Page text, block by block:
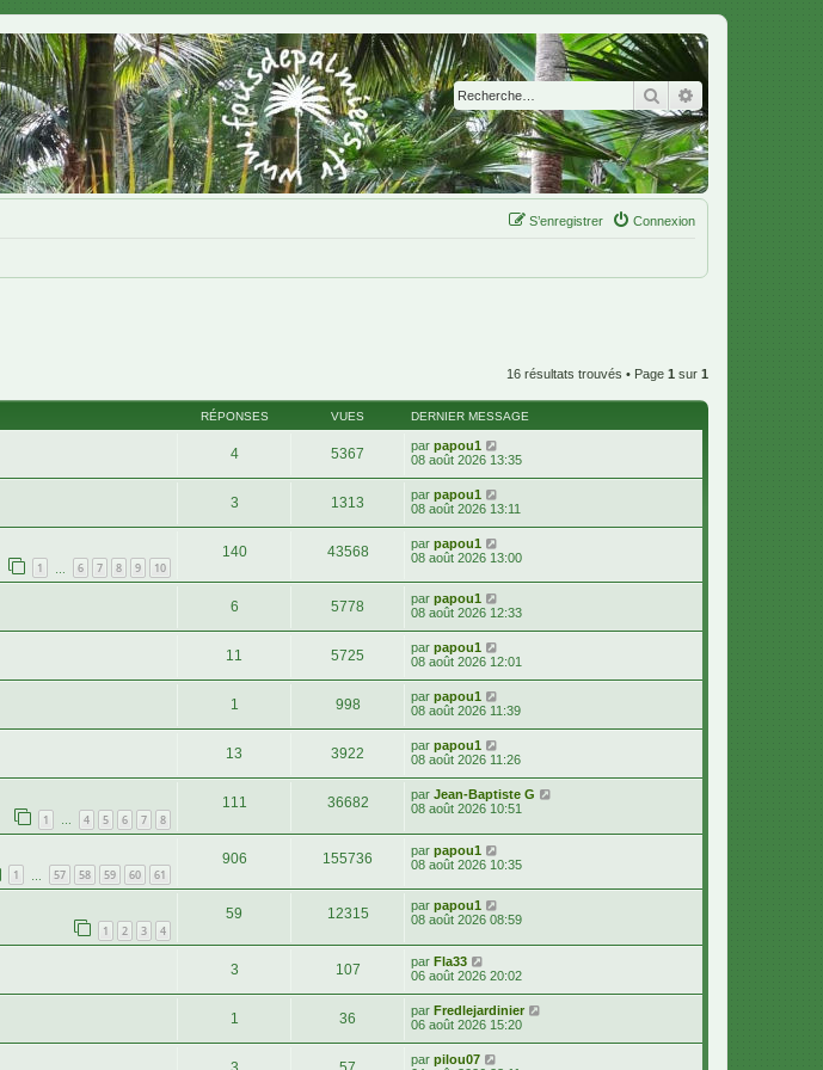
Rechercher
Connexion
S’enregistrer
16 résultats trouvés • Page 1 sur 1
RÉPONSES VUES DERNIER MESSAGE
4 5367 par papou1
08 août 2026 13:35
3 1313 par papou1
08 août 2026 13:11
1 6 7 8 9 10
140 43568 par papou1
08 août 2026 13:00
6 5778 par papou1
08 août 2026 12:33
11 5725 par papou1
08 août 2026 12:01
1 998 par papou1
08 août 2026 11:39
13 3922 par papou1
08 août 2026 11:26
1 … 4 5 6 7 8
111 36682 par Jean-Baptiste G
08 août 2026 10:51
1 57 58 59 60 61
906 155736 par papou1
08 août 2026 10:35
1 2 3 4
59 12315 par papou1
08 août 2026 08:59
3 107 par Fla33
06 août 2026 20:02
1 36 par Fredlejardinier
06 août 2026 15:20
par pilou07